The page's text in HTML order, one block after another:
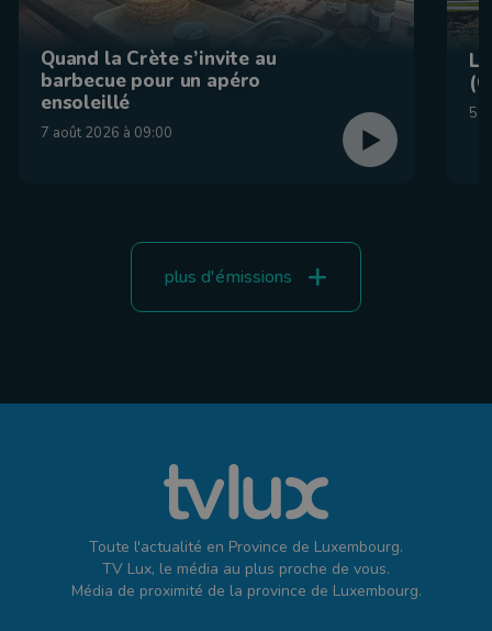
Quand la Crète s’invite au
barbecue pour un apéro
ensoleillé
7 août 2026 à 09:00
5
plus d'émissions
Toute l'actualité en Province de Luxembourg.
TV Lux, le média au plus proche de vous.
Média de proximité de la province de Luxembourg.